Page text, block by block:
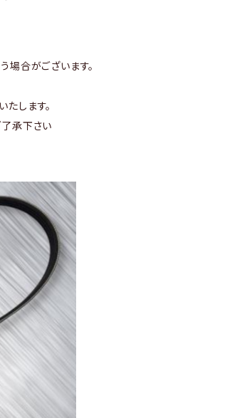
場合がございます。
します。
承下さい